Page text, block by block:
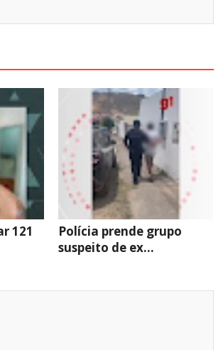
121
Polícia prende grupo
suspeito de ex...